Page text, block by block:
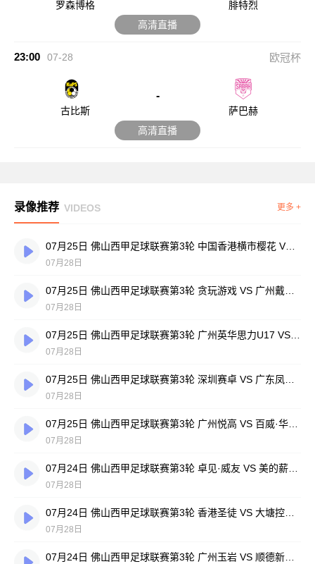
罗森博格
腓特烈
高清直播
23:00 07-28 欧冠杯
古比斯
-
萨巴赫
高清直播
录像推荐 VIDEOS 更多 +
07月25日 佛山西甲足球联赛第3轮 中国香港横市樱花 VS 吉图省实青年 全场录像
07月28日
07月28日
07月28日
07月28日
07月28日
07月28日
07月28日